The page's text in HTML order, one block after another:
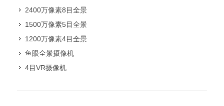
2400万像素8目全景
1500万像素5目全景
1200万像素4目全景
鱼眼全景摄像机
4目VR摄像机